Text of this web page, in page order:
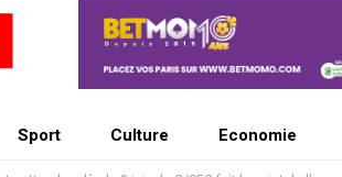
Sport Culture Economie